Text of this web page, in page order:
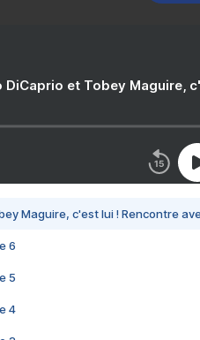
DiCaprio et Tobey Maguire,
Maguire, c'est lui ! Rencontre
6
5
4